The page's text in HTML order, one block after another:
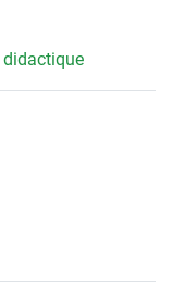
didactique